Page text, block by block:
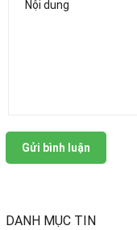
DANH MỤC TIN
Gửi bình luận